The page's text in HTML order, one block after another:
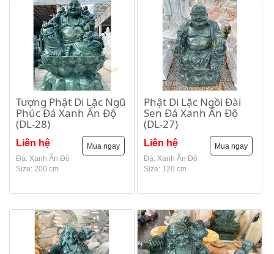
Tượng Phật Di Lặc Ngũ
Phúc Đá Xanh Ấn Độ
(DL-28)
Liên hệ
Đá: Xanh Ấn Độ
Size: 200 cm
Mua ngay
Phật Di Lặc Ngồi Đài
Sen Đá Xanh Ấn Độ
(DL-27)
Liên hệ
Đá: Xanh Ấn Độ
Size: 120 cm
Mua ngay